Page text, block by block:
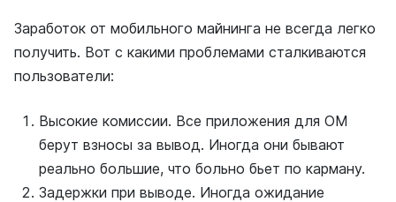
Заработок от мобильного майнинга не всегда легко
получить. Вот с какими проблемами сталкиваются
пользователи:
Высокие комиссии. Все приложения для ОМ
берут взносы за вывод. Иногда они бывают
реально большие, что больно бьет по карману.
Задержки при выводе. Иногда ожидание